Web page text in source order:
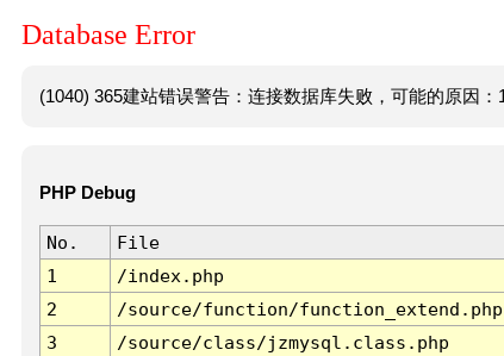
Database Error
(1040) 365建站错误警告：连接数据库失败，可能的原因：
PHP Debug
No. File
1
/index.php
2
/source/function/function_extend.php
3
/source/class/jzmysql.class.php